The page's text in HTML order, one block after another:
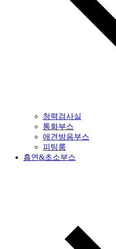
청력검사실
통화부스
애견방음부스
피팅룸
흡연&초소부스